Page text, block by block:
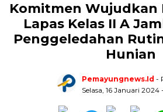
Komitmen Wujudkan
Lapas Kelas II A
Penggeledahan
Hunian
Pemayungnews.id -
Selasa, 16 Januari 2024